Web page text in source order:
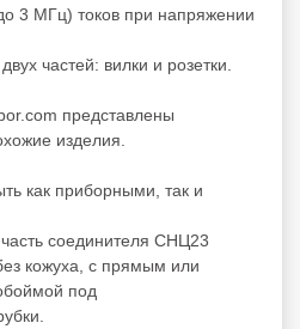
3 МГц) токов при напряжении
частей: вилки и розетки.
представлены
изделия.
как приборными, так и
соединителя СНЦ23
кожуха, с прямым или
под